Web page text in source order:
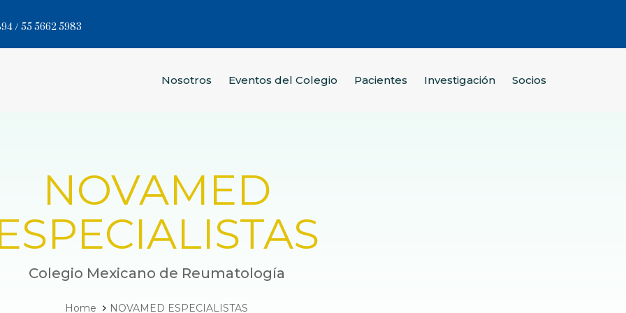
/ 55 5662 5983
Nosotros Eventos del Colegio Pacientes Investigación Socios
NOVAMED
Colegio Mexicano de Reumatología
Home NOVAMED ESPECIALISTAS